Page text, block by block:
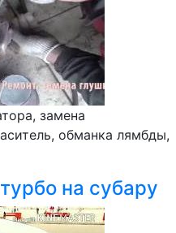
замена
обманка лямбды,
на субару